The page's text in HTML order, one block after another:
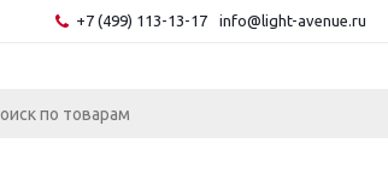
+7 (499) 113-13-17 info@light-avenue.ru